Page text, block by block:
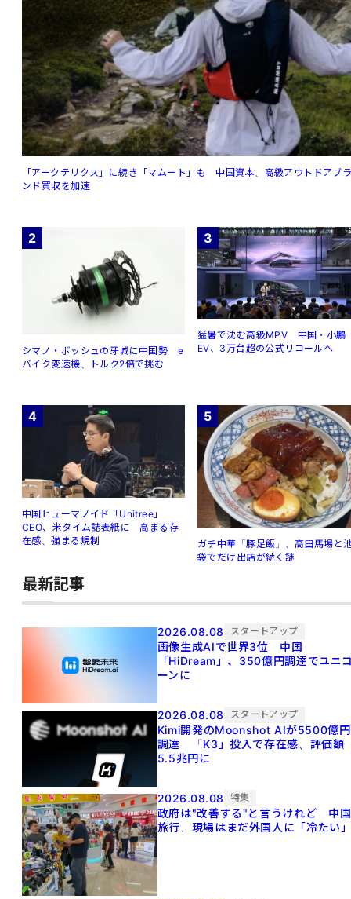
「アークテリクス」に続き「マムート」も 中国資本、高級アウトドアブ
ンド買収を加速
2
シマノ・ボッシュの牙城に中国勢 e
バイク変速機、トルク2倍で挑む
3
猛暑で沈む高級MPV 中国・小鵬
EV、3万台超の公式リコールへ
4
中国ヒューマノイド「Unitree」
CEO、米タイム誌表紙に 高まる存
在感、強まる規制
5
ガチ中華「豚足飯」、高田馬場と
袋でだけ出店が続く謎
最新記事
2026.08.08 スタートアップ
画像生成AIで世界3位 中国
「HiDream」、350億円調達でユニ
ーンに
2026.08.08 スタートアップ
Kimi開発のMoonshot AIが5500億円
調達 「K3」投入で存在感、評価額
5.5兆円に
2026.08.08 特集
政府は"改善する"と言うけれど 中国
旅行、現場はまだ外国人に「冷たい